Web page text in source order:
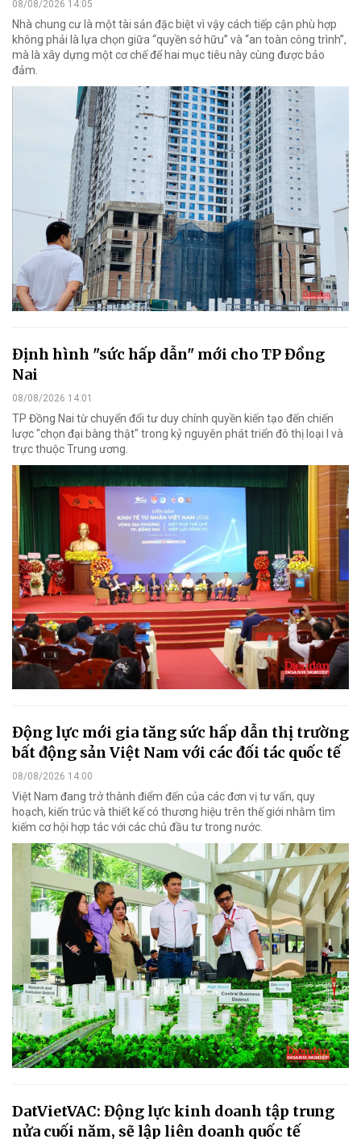
08/08/2026 14:05
Nhà chung cư là một tài sản đặc biệt vì vậy cách tiếp cận phù hợp
không phải là lựa chọn giữa “quyền sở hữu” và “an toàn công trình”,
mà là xây dựng một cơ chế để hai mục tiêu này cùng được bảo
đảm.
Định hình "sức hấp dẫn" mới cho TP Đồng
Nai
08/08/2026 14:01
TP Đồng Nai từ chuyển đổi tư duy chính quyền kiến tạo đến chiến
lược "chọn đại bàng thật" trong kỷ nguyên phát triển đô thị loại I và
trực thuộc Trung ương.
Động lực mới gia tăng sức hấp dẫn thị trường
bất động sản Việt Nam với các đối tác quốc tế
08/08/2026 14:00
Việt Nam đang trở thành điểm đến của các đơn vị tư vấn, quy
hoạch, kiến trúc và thiết kế có thương hiệu trên thế giới nhằm tìm
kiếm cơ hội hợp tác với các chủ đầu tư trong nước.
DatVietVAC: Động lực kinh doanh tập trung
nửa cuối năm, sẽ lập liên doanh quốc tế